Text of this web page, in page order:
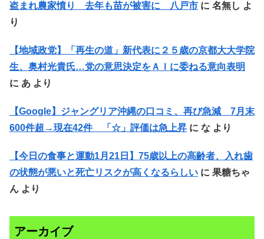
盗まれ農家憤り 去年も苗が被害に 八戸市 に 名無し よ
り
【地域政党】「再生の道」新代表に２５歳の京都大大学院
生、奥村光貴氏…党の意思決定をＡＩに委ねる意向表明
に あ より
【Google】ジャングリア沖縄の口コミ、再び急減 7月末
600件超→現在42件 「☆」評価は急上昇 に な より
【今日の食事と運動1月21日】75歳以上の高齢者、入れ歯
の状態が悪いと死亡リスクが高くなるらしい に 果糖ちゃ
ん より
アーカイブ